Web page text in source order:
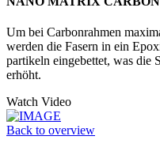
Um bei Carbonrahmen
werden die Fasern in ein
partikeln eingebettet, was die
erhöht.
Watch Video
Back to overview